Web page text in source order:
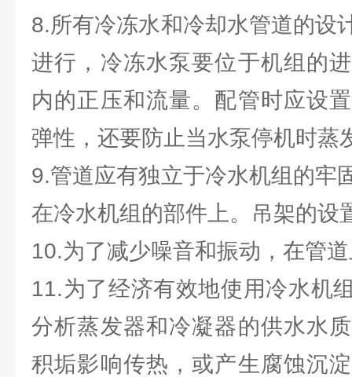
8.所有冷冻水和冷却水管道的设
进行，冷冻水泵要位于机组的
内的正压和流量。配管时应设
弹性，还要防止当水泵停机时蒸
9.管道应有独立于冷水机组的牢
在冷水机组的部件上。吊架的设
10.为了减少噪音和振动，在管
11.为了经济有效地使用冷水机
分析蒸发器和冷凝器的供水水
积垢影响传热，或产生腐蚀沉